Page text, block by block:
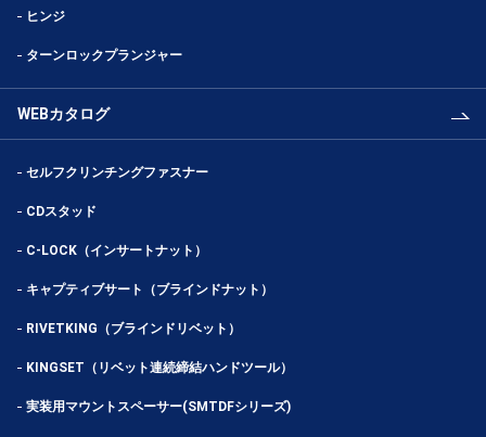
ヒンジ
ターンロックプランジャー
WEBカタログ
セルフクリンチングファスナー
CDスタッド
C-LOCK（インサートナット）
キャプティブサート（ブラインドナット）
RIVETKING（ブラインドリベット）
KINGSET（リベット連続締結ハンドツール）
実装用マウントスペーサー(SMTDFシリーズ)